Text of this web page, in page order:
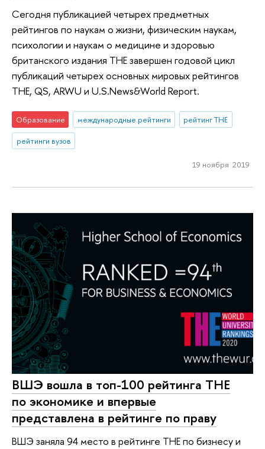
Сегодня публикацией четырех предметных
рейтингов по наукам о жизни, физическим наукам,
психологии и наукам о медицине и здоровью
британского издания THE завершен годовой цикл
публикаций четырех основных мировых рейтингов
THE, QS, ARWU и U.S.News&World Report.
Образование международные рейтинги
рейтинг THE
рейтинги вузов
19 ноября 2019
ВШЭ вошла в топ-100 рейтинга ТНЕ
по экономике и впервые
представлена в рейтинге по праву
ВШЭ заняла 94 место в рейтинге ТНЕ по бизнесу и